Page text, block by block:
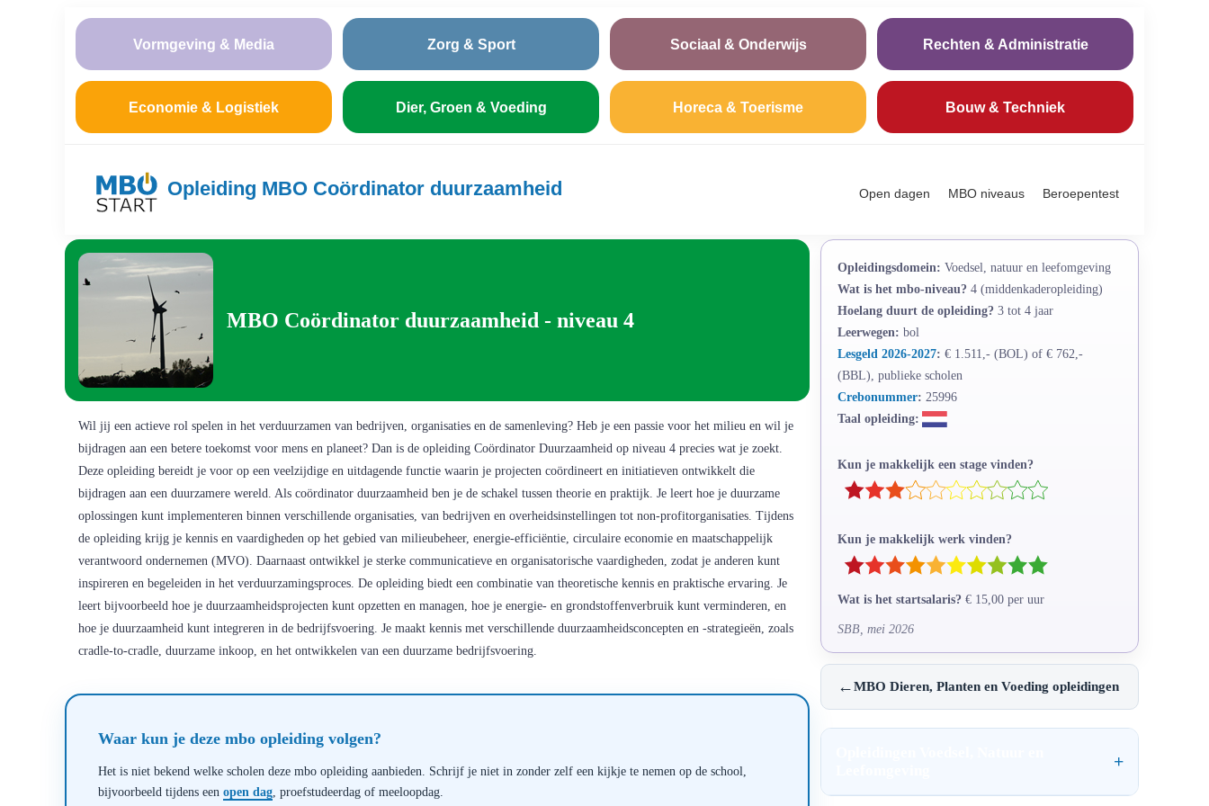
Vormgeving & Media Zorg & Sport Sociaal & Onderwijs Rechten & Administratie
Economie & Logistiek Dier, Groen & Voeding Horeca & Toerisme Bouw & Techniek
Opleiding MBO Coördinator duurzaamheid Open dagen MBO niveaus Beroepentest
MBO Coördinator duurzaamheid - niveau 4
Wil jij een actieve rol spelen in het verduurzamen van bedrijven, organisaties en de samenleving? Heb je een passie voor het milieu en wil je
bijdragen aan een betere toekomst voor mens en planeet? Dan is de opleiding Coördinator Duurzaamheid op niveau 4 precies wat je zoekt.
Deze opleiding bereidt je voor op een veelzijdige en uitdagende functie waarin je projecten coördineert en initiatieven ontwikkelt die
bijdragen aan een duurzamere wereld. Als coördinator duurzaamheid ben je de schakel tussen theorie en praktijk. Je leert hoe je duurzame
oplossingen kunt implementeren binnen verschillende organisaties, van bedrijven en overheidsinstellingen tot non-profitorganisaties. Tijdens
de opleiding krijg je kennis en vaardigheden op het gebied van milieubeheer, energie-efficiëntie, circulaire economie en maatschappelijk
verantwoord ondernemen (MVO). Daarnaast ontwikkel je sterke communicatieve en organisatorische vaardigheden, zodat je anderen kunt
inspireren en begeleiden in het verduurzamingsproces. De opleiding biedt een combinatie van theoretische kennis en praktische ervaring. Je
leert bijvoorbeeld hoe je duurzaamheidsprojecten kunt opzetten en managen, hoe je energie- en grondstoffenverbruik kunt verminderen, en
hoe je duurzaamheid kunt integreren in de bedrijfsvoering. Je maakt kennis met verschillende duurzaamheidsconcepten en -strategieën, zoals
cradle-to-cradle, duurzame inkoop, en het ontwikkelen van een duurzame bedrijfsvoering.
Waar kun je deze mbo opleiding volgen?
Het is niet bekend welke scholen deze mbo opleiding aanbieden. Schrijf je niet in zonder zelf een kijkje te nemen op de school,
bijvoorbeeld tijdens een open dag , proefstudeerdag of meeloopdag.
Opleidingsdomein: Voedsel, natuur en leefomgeving
Wat is het mbo-niveau? 4 (middenkaderopleiding)
Hoelang duurt de opleiding? 3 tot 4 jaar
Leerwegen: bol
Lesgeld 2026-2027: € 1.511,- (BOL) of € 762,-
(BBL), publieke scholen
Crebonummer: 25996
Taal opleiding:
Kun je makkelijk een stage vinden?
Kun je makkelijk werk vinden?
Wat is het startsalaris? € 15,00 per uur
SBB, mei 2026
←MBO Dieren, Planten en Voeding opleidingen